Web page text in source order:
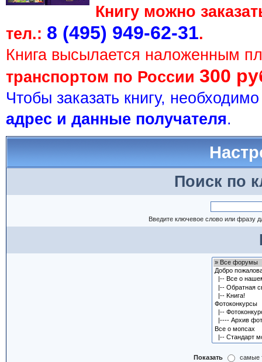
Книгу можно
тел.: 8 (495) 949-62-31.
Книга высылается наложенным
транспортом по России 300
Чтобы заказать книгу,
адрес и данные получателя.
Поиск по
Введите ключевое слово или фразу
Показать самые